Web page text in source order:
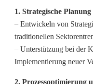
1. Strategische
– Entwickeln von
traditionellen
– Unterstützung bei der
Implementierung neuer
2.